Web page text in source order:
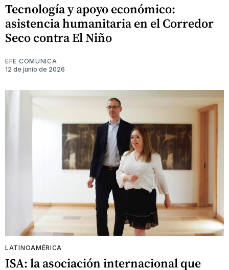
Tecnología y apoyo económico:
asistencia humanitaria en el Corredor
Seco contra El Niño
EFE COMUNICA
12 de junio de 2026
LATINOAMÉRICA
ISA: la asociación internacional que